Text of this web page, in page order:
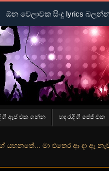
ගී ඇප් එක ගන්න හද රැදි ගී පේජ් එක
එතෙර ආ දා ඈ නැවත ආවා...
ඕන වෙලාවක සිංදු lyrics